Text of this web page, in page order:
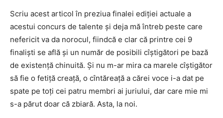
Scriu acest articol în preziua finalei ediției actuale a
acestui concurs de talente și deja mă întreb peste care
nefericit va da norocul, fiindcă e clar că printre cei 9
finaliști se află și un număr de posibili cîștigători pe bază
de existență chinuită. Și nu m-ar mira ca marele cîștigător
să fie o fetiță creață, o cîntăreață a cărei voce i-a dat pe
spate pe toți cei patru membri ai juriului, dar care mie mi
s-a părut doar că zbiară. Asta, la noi.